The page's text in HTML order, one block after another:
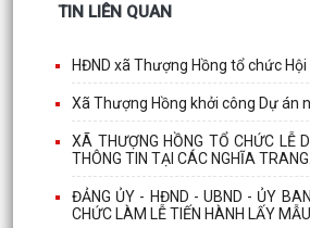
TIN LIÊN QUAN
HĐND xã Thượng Hồng tổ chức
Xã Thượng Hồng khởi công Dự án
XÃ THƯỢNG HỒNG TỔ CHỨC LỄ
THÔNG TIN TẠI CÁC NGHĨA TRANG...
ĐẢNG ỦY - HĐND - UBND - ỦY
CHỨC LÀM LỄ TIẾN HÀNH LẤY